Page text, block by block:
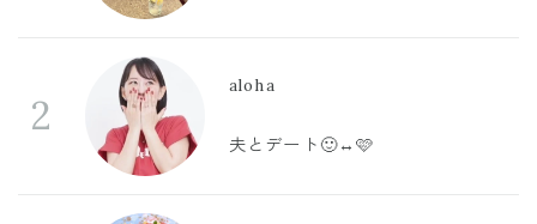
2
aloha
夫とデート🙂‍↔️🩷